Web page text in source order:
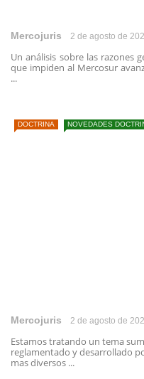
Mercojuris 2 de agosto de
Un análisis sobre las razones
que impiden al Mercosur
...
DOCTRINA NOVEDADES
Mercojuris 2 de agosto de
Estamos tratando un tema
reglamentado y desarrollado
mas diversos ...